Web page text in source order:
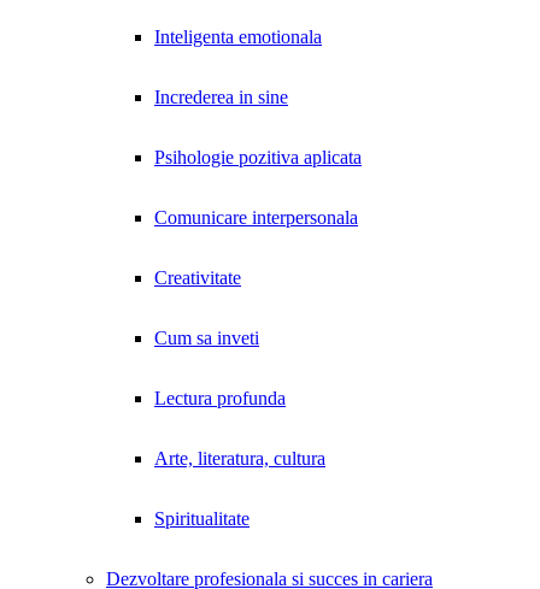
Inteligenta emotionala
Increderea in sine
Psihologie pozitiva aplicata
Comunicare interpersonala
Creativitate
Cum sa inveti
Lectura profunda
Arte, literatura, cultura
Spiritualitate
Dezvoltare profesionala si succes in cariera